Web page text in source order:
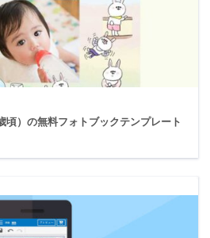
頃）の無料フォトブックテンプレート